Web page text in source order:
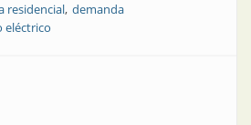
residencial demanda
eléctrico
energéticos de junio de 2021